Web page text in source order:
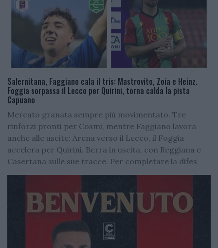
Salernitana, Faggiano cala il tris: Mastrovito, Zoia e Heinz.
Foggia sorpassa il Lecco per Quirini, torna calda la pista
Capuano
Mercato granata sempre più movimentato. Tre
rinforzi pronti per Cosmi, mentre Faggiano lavora
anche alle uscite: Arena verso il Lecco, il Foggia
accelera per Quirini. Berra in uscita, con Reggiana e
Casertana sulle sue tracce. Per completare la difes